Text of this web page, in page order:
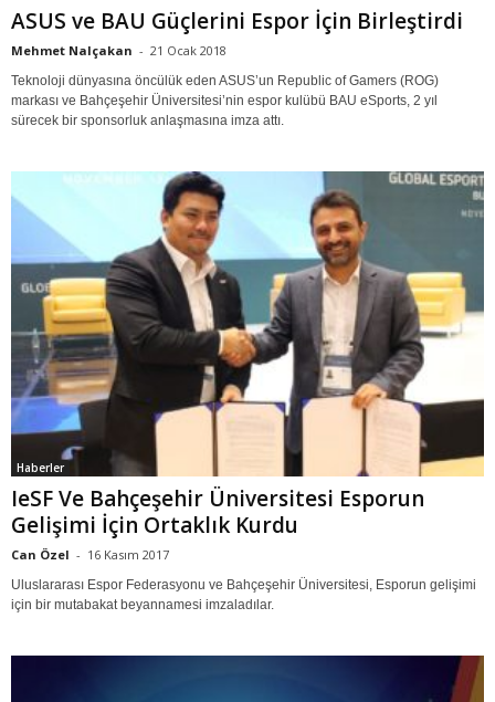
ASUS ve BAU Güçlerini Espor İçin Birleştirdi
Mehmet Nalçakan - 21 Ocak 2018
Teknoloji dünyasına öncülük eden ASUS’un Republic of Gamers (ROG)
markası ve Bahçeşehir Üniversitesi’nin espor kulübü BAU eSports, 2 yıl
sürecek bir sponsorluk anlaşmasına imza attı.
Haberler
IeSF Ve Bahçeşehir Üniversitesi Esporun
Gelişimi İçin Ortaklık Kurdu
Can Özel - 16 Kasım 2017
Uluslararası Espor Federasyonu ve Bahçeşehir Üniversitesi, Esporun gelişimi
için bir mutabakat beyannamesi imzaladılar.